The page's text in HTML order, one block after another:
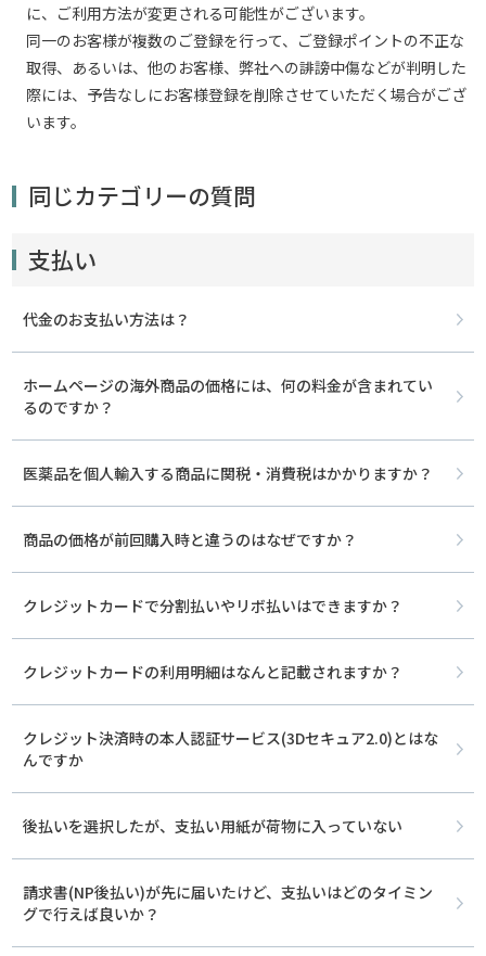
に、ご利用方法が変更される可能性がございます。
同一のお客様が複数のご登録を行って、ご登録ポイントの不正な
取得、あるいは、他のお客様、弊社への誹謗中傷などが判明した
際には、予告なしにお客様登録を削除させていただく場合がござ
います。
同じカテゴリーの質問
支払い
代金のお支払い方法は？
ホームページの海外商品の価格には、何の料金が含まれてい
るのですか？
医薬品を個人輸入する商品に関税・消費税はかかりますか？
商品の価格が前回購入時と違うのはなぜですか？
クレジットカードで分割払いやリボ払いはできますか？
クレジットカードの利用明細はなんと記載されますか？
クレジット決済時の本人認証サービス(3Dセキュア2.0)とはな
んですか
後払いを選択したが、支払い用紙が荷物に入っていない
請求書(NP後払い)が先に届いたけど、支払いはどのタイミン
グで行えば良いか？